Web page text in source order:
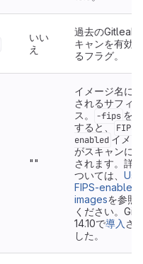
いい
え
過去の
キャンを有効
るフラグ。
""
イメージ名に
されるサフィ
ス。
-fips を
すると、
FIPS-
enabled イメー
がスキャンに
されます。詳
ついては、 Use
FIPS-enabled
imagesを参照
ください。
14.10で導入 さ
した。